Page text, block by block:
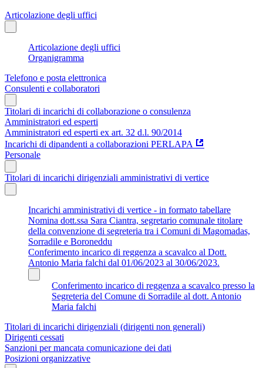
Articolazione degli uffici
Articolazione degli uffici
Organigramma
Telefono e posta elettronica
Consulenti e collaboratori
Titolari di incarichi di collaborazione o consulenza
Amministratori ed esperti
Amministratori ed esperti ex art. 32 d.l. 90/2014
Incarichi di dipandenti a collaborazioni PERLAPA
Personale
Titolari di incarichi dirigenziali amministrativi di vertice
Incarichi amministrativi di vertice - in formato tabellare
Nomina dott.ssa Sara Ciantra, segretario comunale titolare
della convenzione di segreteria tra i Comuni di Magomadas,
Sorradile e Boroneddu
Conferimento incarico di reggenza a scavalco al Dott.
Antonio Maria falchi dal 01/06/2023 al 30/06/2023.
Conferimento incarico di reggenza a scavalco presso la
Segreteria del Comune di Sorradile al dott. Antonio
Maria falchi
Titolari di incarichi dirigenziali (dirigenti non generali)
Dirigenti cessati
Sanzioni per mancata comunicazione dei dati
Posizioni organizzative